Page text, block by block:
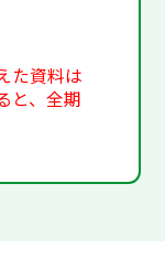
た資料は
と、全期